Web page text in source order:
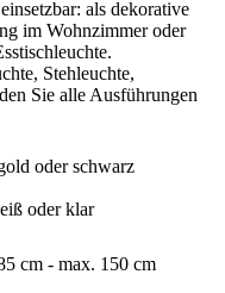
als dekorative
im Wohnzimmer oder
Stehleuchte,
Sie alle Ausführungen
oder schwarz
oder klar
cm - max. 150 cm